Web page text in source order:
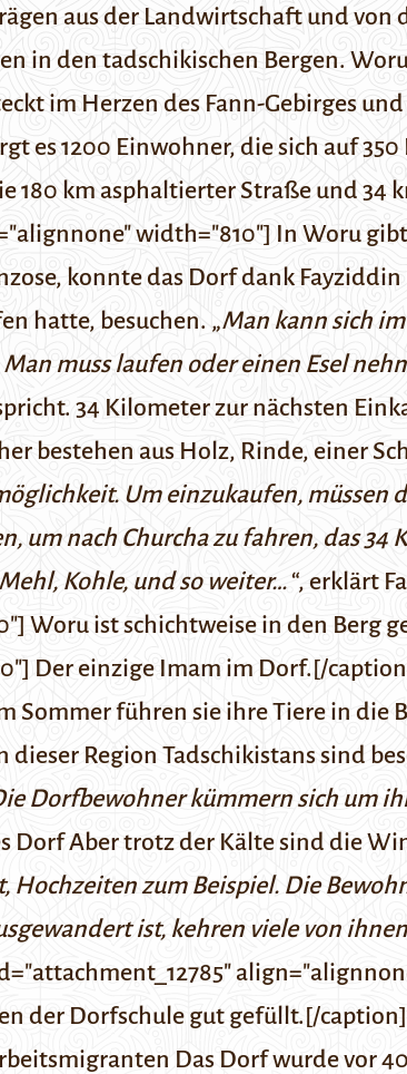
aus der Landwirtschaft und von
in den tadschikischen Bergen.
im Herzen des Fann-Gebirges
es 1200 Einwohner, die sich auf
km asphaltierter Straße und 34
width="810"] In Woru
konnte das Dorf dank
hatte, besuchen. „Man kann sich
muss laufen oder einen Esel
34 Kilometer zur nächsten
bestehen aus Holz, Rinde, einer
Um einzukaufen,
um nach Churcha zu fahren, das
Kohle, und so weiter…“, erklärt
Woru ist schichtweise in den Berg
Der einzige Imam im Dorf.[/
führen sie ihre Tiere in die
Region Tadschikistans sind
Dorfbewohner kümmern sich um
DorfAber trotz der Kälte sind die
Hochzeiten zum Beispiel. Die
ist, kehren viele von
der Dorfschule gut gefüllt.[/caption]
Das Dorf wurde vor